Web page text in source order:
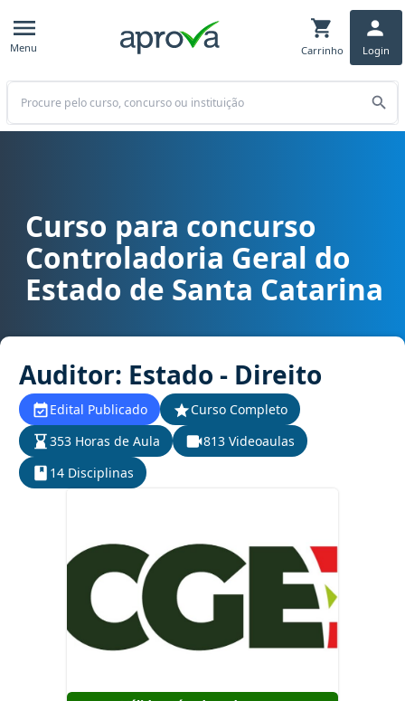
Menu Carrinho Login
Buscar
Curso para concurso CGE SC - Controladoria Geral do Estado de
Curso para concurso
Controladoria Geral do
Estado de Santa Catarina
Auditor: Estado - Direito
Edital Publicado
Curso Completo
353 Horas de Aula
813 Videoaulas
14 Disciplinas